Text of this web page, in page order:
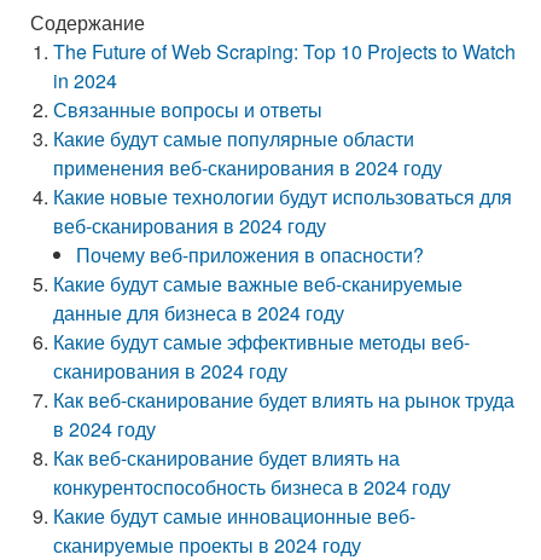
Содержание
The Future of Web Scraping: Top 10 Projects to Watch
in 2024
Связанные вопросы и ответы
Какие будут самые популярные области
применения веб-сканирования в 2024 году
Какие новые технологии будут использоваться для
веб-сканирования в 2024 году
Почему веб-приложения в опасности?
Какие будут самые важные веб-сканируемые
данные для бизнеса в 2024 году
Какие будут самые эффективные методы веб-
сканирования в 2024 году
Как веб-сканирование будет влиять на рынок труда
в 2024 году
Как веб-сканирование будет влиять на
конкурентоспособность бизнеса в 2024 году
Какие будут самые инновационные веб-
сканируемые проекты в 2024 году